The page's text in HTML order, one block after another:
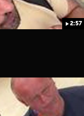
2:57